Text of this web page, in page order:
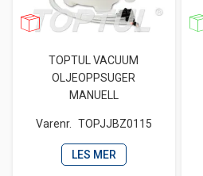
TOPTUL VACUUM
OLJEOPPSUGER
MANUELL
Varenr. TOPJJBZ0115
LES MER